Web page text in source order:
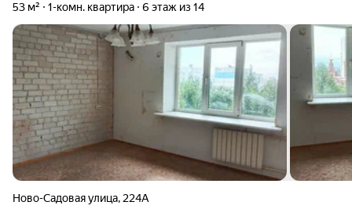
53 м² 1-комн. квартира 6 этаж из 14
Ново-Садовая улица, 224А